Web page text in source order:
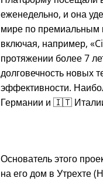
еженедельно, и она
мире по премиальным
включая, например,
протяжении более 7
долговечность новых
эффективности.
Германии и 🇮🇹
Основатель этого
на его дом в Утрехте